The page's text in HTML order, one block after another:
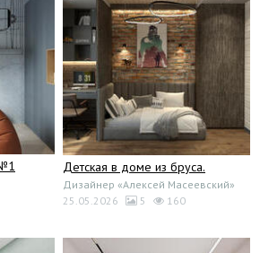
Детская в доме из бруса.
Дизайнер «Алексей Масеевский»
25.05.2026
5 160